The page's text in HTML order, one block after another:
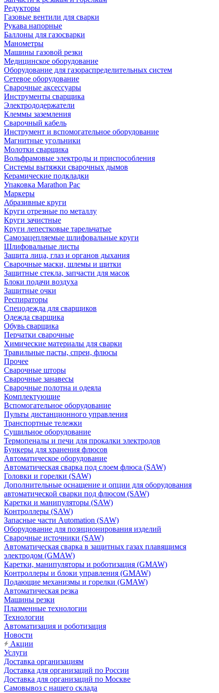
Редукторы
Газовые вентили для сварки
Рукава напорные
Баллоны для газосварки
Манометры
Машины газовой резки
Медицинское оборудование
Оборудование для газораспределительных систем
Сетевое оборудование
Сварочные аксессуары
Инструменты сварщика
Электрододержатели
Клеммы заземления
Сварочный кабель
Инструмент и вспомогательное оборудование
Магнитные угольники
Молотки сварщика
Вольфрамовые электроды и приспособления
Системы вытяжки сварочных дымов
Керамические подкладки
Упаковка Marathon Pac
Маркеры
Абразивные круги
Круги отрезные по металлу
Круги зачистные
Круги лепестковые тарельчатые
Самозацепляемые шлифовальные круги
Шлифовальные листы
Защита лица, глаз и органов дыхания
Сварочные маски, шлемы и щитки
Защитные стекла, запчасти для масок
Блоки подачи воздуха
Защитные очки
Респираторы
Спецодежда для сварщиков
Одежда сварщика
Обувь сварщика
Перчатки сварочные
Химические материалы для сварки
Травильные пасты, спреи, флюсы
Прочее
Сварочные шторы
Сварочные занавесы
Сварочные полотна и одеяла
Комплектующие
Вспомогательное оборудование
Пульты дистанционного управления
Транспортные тележки
Сушильное оборудование
Термопеналы и печи для прокалки электродов
Бункеры для хранения флюсов
Автоматическое оборудование
Автоматическая сварка под слоем флюса (SAW)
Головки и горелки (SAW)
Дополнительные оснащение и опции для оборудования
автоматической сварки под флюсом (SAW)
Каретки и манипуляторы (SAW)
Контроллеры (SAW)
Запасные части Automation (SAW)
Оборудование для позиционирования изделий
Сварочные источники (SAW)
Автоматическая сварка в защитных газах плавящимся
электродом (GMAW)
Каретки, манипуляторы и роботизация (GMAW)
Контроллеры и блоки управления (GMAW)
Подающие механизмы и горелки (GMAW)
Автоматическая резка
Машины резки
Плазменные технологии
Технологии
Автоматизация и роботизация
Новости
Акции
Услуги
Доставка организациям
Доставка для организаций по России
Доставка для организаций по Москве
Самовывоз с нашего склада